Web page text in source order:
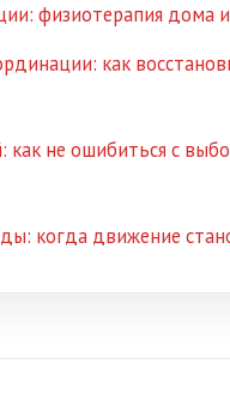
физиотерапия дома
как
не ошибиться с
когда движение